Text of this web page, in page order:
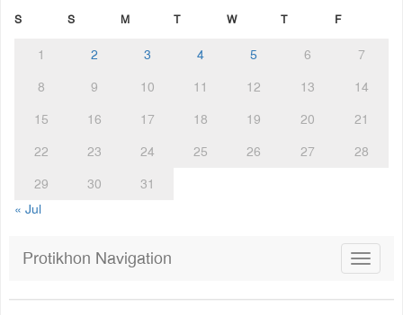
S S M T W T F
1 2 3 4 5 6
7
8
9 10 11 12 13
14
15
16 17 18 19 20
21
22
23 24 25 26 27
28
29
30
31
« Jul
Toggle
Protikhon Navigation